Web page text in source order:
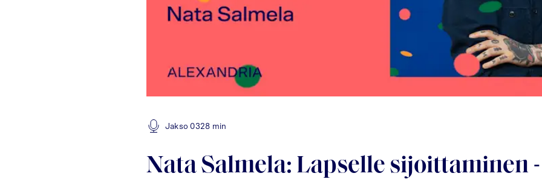
Jakso0328 min
Nata Salmela: Lapselle sijoittaminen